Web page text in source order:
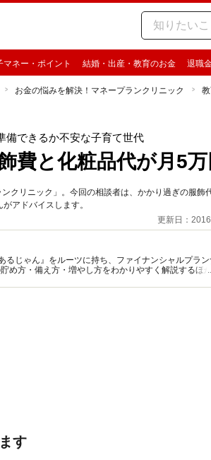
ネー・ポイント 結婚・出産・教育のお金 退職
お金の悩みを解決！マネープランクリニック
備できるか不安な子育て世代
費と化粧品代が月5万
クリニック」。今回の相談者は、かかり過ぎの服飾
アドバイスします。
更新日：
じゃん』をルーツに持ち、ファイナンシャルプラ
め方・備え方・増やし方をわかりやすく解説するほ
す